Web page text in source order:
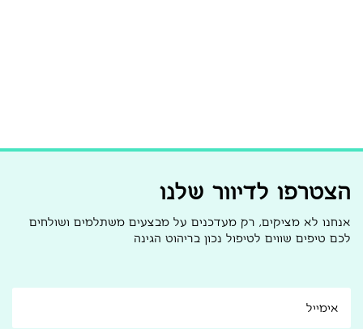
הצטרפו לדיוור שלנו
אנחנו לא מציקים, רק מעדכנים על מבצעים משתלמים ושולחים
לכם טיפים שווים לטיפול נכון בריהוט הגינה